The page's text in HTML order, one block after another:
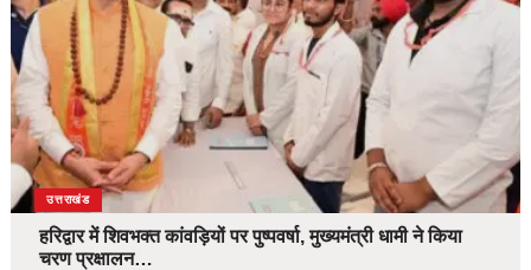
उत्तराखंड
हरिद्वार में शिवभक्त कांवड़ियों पर पुष्पवर्षा, मुख्यमंत्री धामी ने किया
चरण प्रक्षालन…